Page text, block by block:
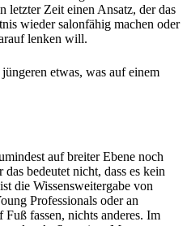
letzter Zeit einen Ansatz, der das
wieder salonfähig machen oder
lenken will.
auf breiter Ebene noch
bedeutet nicht, dass es kein
die Wissensweitergabe von
Professionals oder an
fassen, nichts anderes. Im